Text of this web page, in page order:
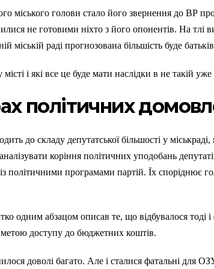
міського голови стало його звернення до ВР
не готовими ніхто з його опонентів. На тлі
міській раді прогнозована більшість буде
і які все це буде мати наслідки в не такій уже
політичних
до складу депутатської більшості у
коріння політичних уподобань
програмами партій. Їх споріднює
одним абзацом описав те, що відбувалося
доступу до бюджетних коштів.
доволі багато. Але і сталися фатальні для